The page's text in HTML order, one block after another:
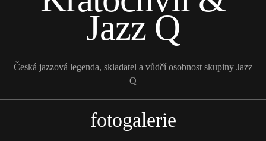
Jazz Q
Česká jazzová legenda, skladatel a vůdčí osobnost skupiny Jazz
Q
fotogalerie